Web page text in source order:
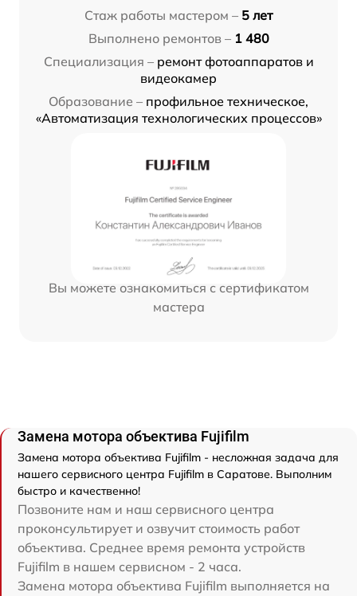
Стаж работы мастером – 5 лет
Выполнено ремонтов – 1 480
Специализация – ремонт фотоаппаратов и
видеокамер
Образование – профильное техническое,
«Автоматизация технологических процессов»
Вы можете ознакомиться с сертификатом
мастера
Замена мотора объектива Fujifilm
Замена мотора объектива Fujifilm - несложная задача для
нашего сервисного центра Fujifilm в Саратове. Выполним
быстро и качественно!
Позвоните нам и наш сервисного центра
проконсультирует и озвучит стоимость работ
объектива. Среднее время ремонта устройств
Fujifilm в нашем сервисном - 2 часа.
Замена мотора объектива Fujifilm выполняется на